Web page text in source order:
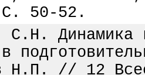
50-52.
С.Н. Динамика
в
Н.П. // 12